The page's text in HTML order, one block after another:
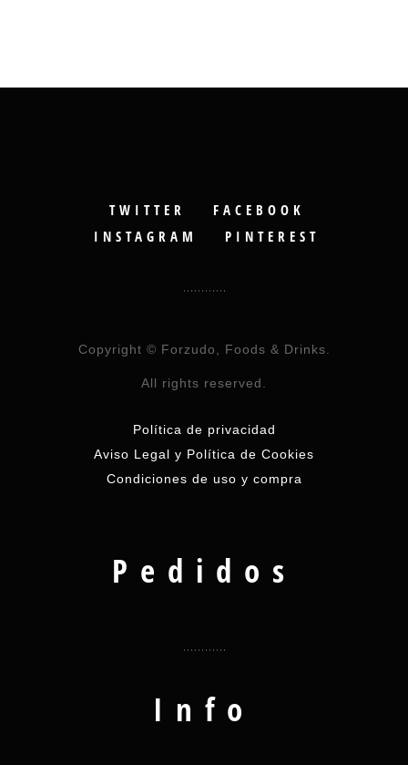
TWITTER
FACEBOOK
INSTAGRAM
PINTEREST
Copyright © Forzudo, Foods & Drinks.
All rights reserved.
Política de privacidad
Aviso Legal y Política de Cookies
Condiciones de uso y compra
Pedidos
Info